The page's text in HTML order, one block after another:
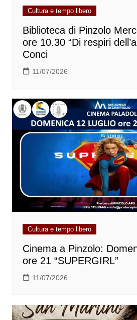
Cultura e tempo libero
Biblioteca di Pinzolo
ore 10.30 “Di respiri
Conci
11/07/2026
Cultura e tempo libero
Cinema a Pinzolo:
ore 21 “SUPERGIRL”
11/07/2026